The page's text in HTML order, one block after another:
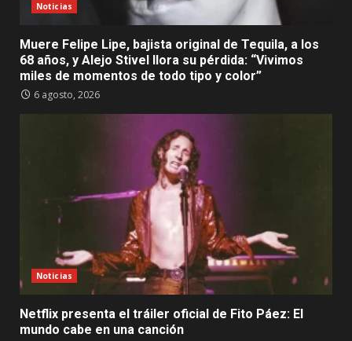
Noticias
Muere Felipe Lipe, bajista original de Tequila, a los
68 años, y Alejo Stivel llora su pérdida: “Vivimos
miles de momentos de todo tipo y color”
6 agosto, 2026
Noticias
Netflix presenta el tráiler oficial de Fito Páez: El
mundo cabe en una canción